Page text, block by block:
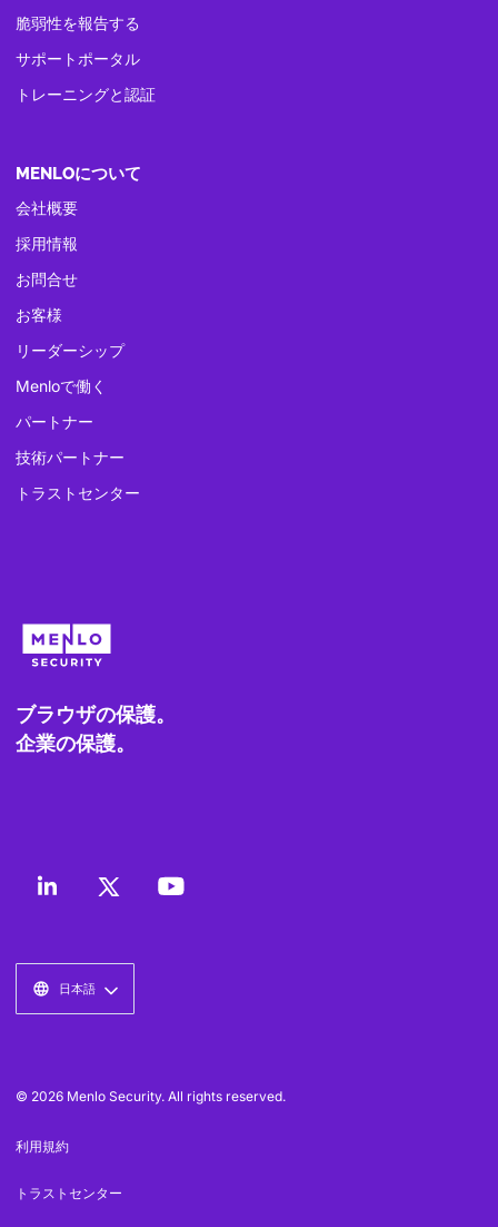
脆弱性を報告する
サポートポータル
トレーニングと認証
MENLOについて
会社概要
採用情報
お問合せ
お客様
リーダーシップ
Menloで働く
パートナー
技術パートナー
トラストセンター
ブラウザの保護。
企業の保護。
日本語
© 2026 Menlo Security. All rights reserved.
利用規約
トラストセンター